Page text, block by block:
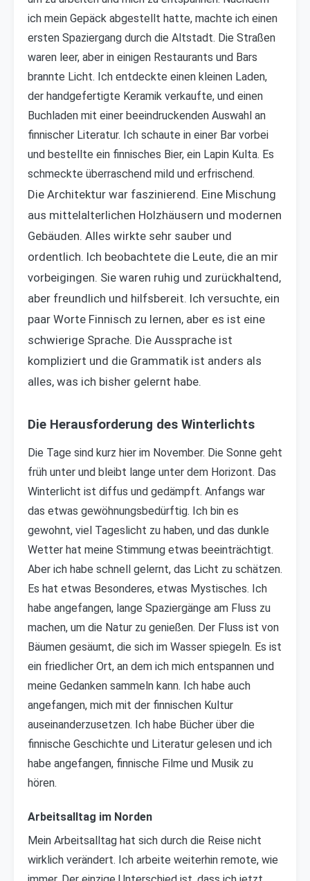
ich mein Gepäck abgestellt hatte, machte ich einen
ersten Spaziergang durch die Altstadt. Die Straßen
waren leer, aber in einigen Restaurants und Bars
brannte Licht. Ich entdeckte einen kleinen Laden,
der handgefertigte Keramik verkaufte, und einen
Buchladen mit einer beeindruckenden Auswahl an
finnischer Literatur. Ich schaute in einer Bar vorbei
und bestellte ein finnisches Bier, ein Lapin Kulta. Es
schmeckte überraschend mild und erfrischend.
Die Architektur war faszinierend. Eine Mischung
aus mittelalterlichen Holzhäusern und modernen
Gebäuden. Alles wirkte sehr sauber und
ordentlich. Ich beobachtete die Leute, die an mir
vorbeigingen. Sie waren ruhig und zurückhaltend,
aber freundlich und hilfsbereit. Ich versuchte, ein
paar Worte Finnisch zu lernen, aber es ist eine
schwierige Sprache. Die Aussprache ist
kompliziert und die Grammatik ist anders als
alles, was ich bisher gelernt habe.
Die Herausforderung des Winterlichts
Die Tage sind kurz hier im November. Die Sonne geht
früh unter und bleibt lange unter dem Horizont. Das
Winterlicht ist diffus und gedämpft. Anfangs war
das etwas gewöhnungsbedürftig. Ich bin es
gewohnt, viel Tageslicht zu haben, und das dunkle
Wetter hat meine Stimmung etwas beeinträchtigt.
Aber ich habe schnell gelernt, das Licht zu schätzen.
Es hat etwas Besonderes, etwas Mystisches. Ich
habe angefangen, lange Spaziergänge am Fluss zu
machen, um die Natur zu genießen. Der Fluss ist von
Bäumen gesäumt, die sich im Wasser spiegeln. Es ist
ein friedlicher Ort, an dem ich mich entspannen und
meine Gedanken sammeln kann. Ich habe auch
angefangen, mich mit der finnischen Kultur
auseinanderzusetzen. Ich habe Bücher über die
finnische Geschichte und Literatur gelesen und ich
habe angefangen, finnische Filme und Musik zu
hören.
Arbeitsalltag im Norden
Mein Arbeitsalltag hat sich durch die Reise nicht
wirklich verändert. Ich arbeite weiterhin remote, wie